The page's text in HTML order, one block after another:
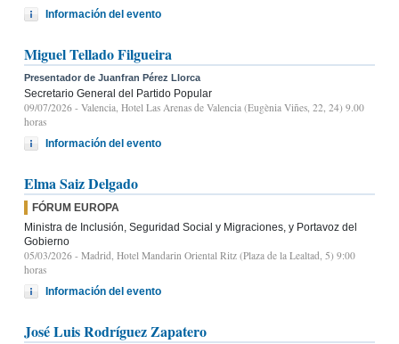
Información del evento
Miguel Tellado Filgueira
Presentador de Juanfran Pérez Llorca
Secretario General del Partido Popular
09/07/2026 - Valencia, Hotel Las Arenas de Valencia (Eugènia Viñes, 22, 24) 9.00
horas
Información del evento
Elma Saiz Delgado
FÓRUM EUROPA
Ministra de Inclusión, Seguridad Social y Migraciones, y Portavoz del
Gobierno
05/03/2026 - Madrid, Hotel Mandarin Oriental Ritz (Plaza de la Lealtad, 5) 9:00
horas
Información del evento
José Luis Rodríguez Zapatero